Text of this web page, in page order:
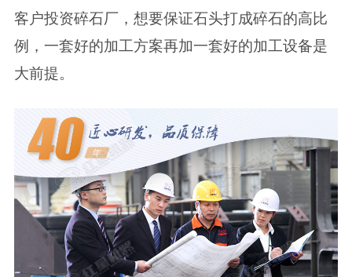
客户投资碎石厂，想要保证石头打成碎石的高比
例，一套好的加工方案再加一套好的加工设备是
大前提。